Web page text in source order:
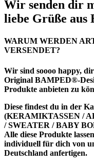
Wir senden dir
liebe Grüße aus
WARUM WERDEN
VERSENDET?
Wir sind soooo happy,
Original BAMPED®-
Produkte anbieten zu
Diese findest du in der
(KERAMIKTASSEN /
/ SWEATER / BABY
Alle diese Produkte
individuell für dich von
Deutschland anfertigen.